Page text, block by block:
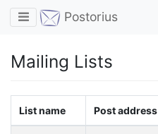
Toggle navigation
Postorius
Mailing Lists
List name Post address